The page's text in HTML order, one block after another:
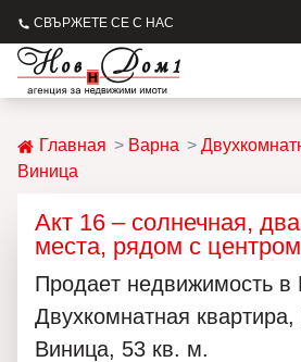
СВЪРЖЕТЕ СЕ С НАС
Главная Варна
Виница
Акт 16 – солнечная,
места, рядом с
Продаeт недвижимость в
Двухкомнатная
Виница, 53 кв. м.